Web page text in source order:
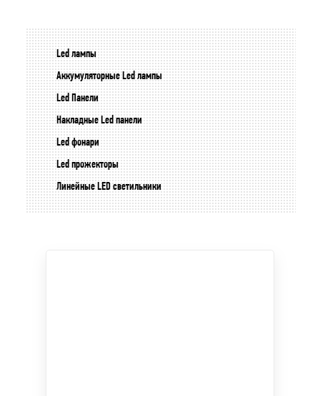
Led лампы
Аккумуляторные Led лампы
Led Панели
Накладные Led панели
Led фонари
Led прожекторы
Линейные LED светильники